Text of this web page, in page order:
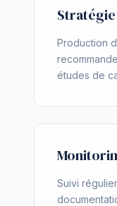
Production
études de
Suivi